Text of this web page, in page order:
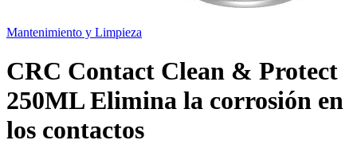
Mantenimiento y Limpieza
CRC Contact Clean & Protect
250ML Elimina la corrosión en
los contactos